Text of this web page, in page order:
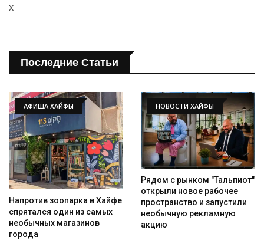
x
Последние Статьи
АФИША ХАЙФЫ
Напротив зоопарка в Хайфе
спрятался один из самых
необычных магазинов
города
НОВОСТИ ХАЙФЫ
Рядом с рынком "Тальпиот"
открыли новое рабочее
пространство и запустили
необычную рекламную
акцию